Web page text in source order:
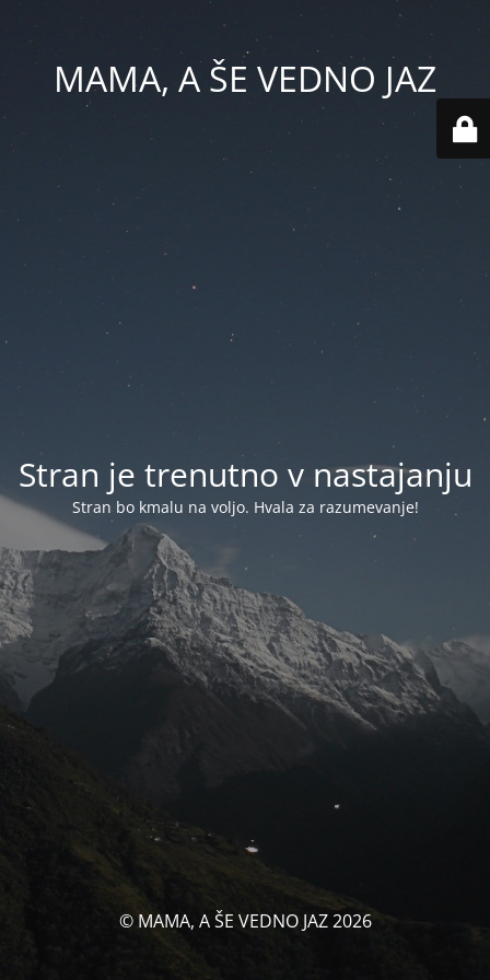
MAMA, A ŠE VEDNO JAZ
Stran je trenutno v nastajanju
Stran bo kmalu na voljo. Hvala za razumevanje!
© MAMA, A ŠE VEDNO JAZ 2026